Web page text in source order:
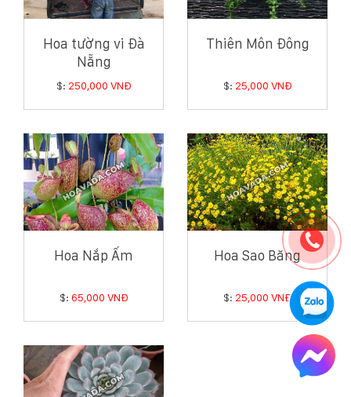
Hoa tường vi Đà
Nẵng
$: 250,000 VNĐ
Thiên Môn Đông
$: 25,000 VNĐ
Hoa Nắp Ấm
$: 65,000 VNĐ
Hoa Sao Băng
$: 25,000 VNĐ